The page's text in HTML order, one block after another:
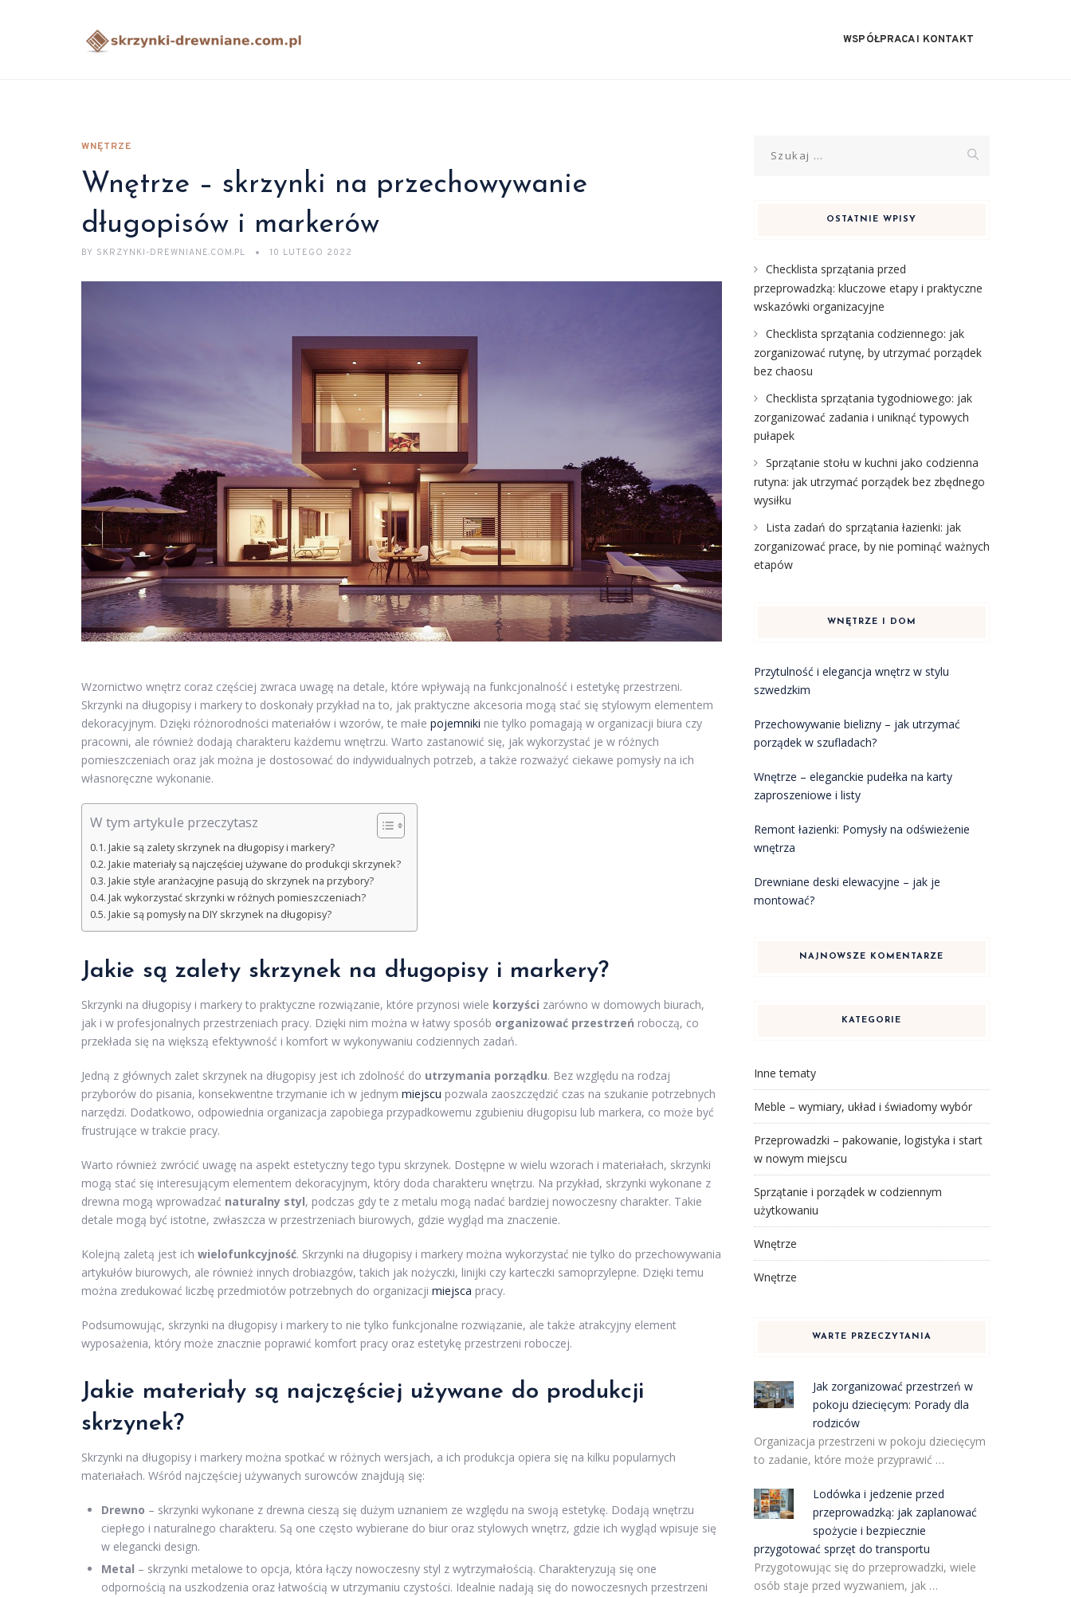
WSPÓŁPRACA I KONTAKT
WNĘTRZE
Wnętrze – skrzynki na przechowywanie
długopisów i markerów
BY SKRZYNKI-DREWNIANE.COM.PL 10 LUTEGO 2022
Wzornictwo wnętrz coraz częściej zwraca uwagę na detale, które wpływają na funkcjonalność i estetykę przestrzeni.
Skrzynki na długopisy i markery to doskonały przykład na to, jak praktyczne akcesoria mogą stać się stylowym elementem
dekoracyjnym. Dzięki różnorodności materiałów i wzorów, te małe pojemniki nie tylko pomagają w organizacji biura czy
pracowni, ale również dodają charakteru każdemu wnętrzu. Warto zastanowić się, jak wykorzystać je w różnych
pomieszczeniach oraz jak można je dostosować do indywidualnych potrzeb, a także rozważyć ciekawe pomysły na ich
własnoręczne wykonanie.
W tym artykule przeczytasz
Jakie są zalety skrzynek na długopisy i markery?
Jakie materiały są najczęściej używane do produkcji skrzynek?
Jakie style aranżacyjne pasują do skrzynek na przybory?
Jak wykorzystać skrzynki w różnych pomieszczeniach?
Jakie są pomysły na DIY skrzynek na długopisy?
Jakie są zalety skrzynek na długopisy i markery?
Skrzynki na długopisy i markery to praktyczne rozwiązanie, które przynosi wiele korzyści zarówno w domowych biurach,
jak i w profesjonalnych przestrzeniach pracy. Dzięki nim można w łatwy sposób organizować przestrzeń roboczą, co
przekłada się na większą efektywność i komfort w wykonywaniu codziennych zadań.
Jedną z głównych zalet skrzynek na długopisy jest ich zdolność do utrzymania porządku. Bez względu na rodzaj
przyborów do pisania, konsekwentne trzymanie ich w jednym miejscu pozwala zaoszczędzić czas na szukanie potrzebnych
narzędzi. Dodatkowo, odpowiednia organizacja zapobiega przypadkowemu zgubieniu długopisu lub markera, co może być
frustrujące w trakcie pracy.
Warto również zwrócić uwagę na aspekt estetyczny tego typu skrzynek. Dostępne w wielu wzorach i materiałach, skrzynki
mogą stać się interesującym elementem dekoracyjnym, który doda charakteru wnętrzu. Na przykład, skrzynki wykonane z
drewna mogą wprowadzać naturalny styl, podczas gdy te z metalu mogą nadać bardziej nowoczesny charakter. Takie
detale mogą być istotne, zwłaszcza w przestrzeniach biurowych, gdzie wygląd ma znaczenie.
Kolejną zaletą jest ich wielofunkcyjność. Skrzynki na długopisy i markery można wykorzystać nie tylko do przechowywania
artykułów biurowych, ale również innych drobiazgów, takich jak nożyczki, linijki czy karteczki samoprzylepne. Dzięki temu
można zredukować liczbę przedmiotów potrzebnych do organizacji miejsca pracy.
Podsumowując, skrzynki na długopisy i markery to nie tylko funkcjonalne rozwiązanie, ale także atrakcyjny element
wyposażenia, który może znacznie poprawić komfort pracy oraz estetykę przestrzeni roboczej.
Jakie materiały są najczęściej używane do produkcji
skrzynek?
Skrzynki na długopisy i markery można spotkać w różnych wersjach, a ich produkcja opiera się na kilku popularnych
materiałach. Wśród najczęściej używanych surowców znajdują się:
Drewno – skrzynki wykonane z drewna cieszą się dużym uznaniem ze względu na swoją estetykę. Dodają wnętrzu
ciepłego i naturalnego charakteru. Są one często wybierane do biur oraz stylowych wnętrz, gdzie ich wygląd wpisuje się
w elegancki design.
Metal – skrzynki metalowe to opcja, która łączy nowoczesny styl z wytrzymałością. Charakteryzują się one
odpornością na uszkodzenia oraz łatwością w utrzymaniu czystości. Idealnie nadają się do nowoczesnych przestrzeni
OSTATNIE WPISY
Checklista sprzątania przed
przeprowadzką: kluczowe etapy i praktyczne
wskazówki organizacyjne
Checklista sprzątania codziennego: jak
zorganizować rutynę, by utrzymać porządek
bez chaosu
Checklista sprzątania tygodniowego: jak
zorganizować zadania i uniknąć typowych
pułapek
Sprzątanie stołu w kuchni jako codzienna
rutyna: jak utrzymać porządek bez zbędnego
wysiłku
Lista zadań do sprzątania łazienki: jak
zorganizować prace, by nie pominąć ważnych
etapów
WNĘTRZE I DOM
Przytulność i elegancja wnętrz w stylu
szwedzkim
Przechowywanie bielizny – jak utrzymać
porządek w szufladach?
Wnętrze – eleganckie pudełka na karty
zaproszeniowe i listy
Remont łazienki: Pomysły na odświeżenie
wnętrza
Drewniane deski elewacyjne – jak je
montować?
NAJNOWSZE KOMENTARZE
KATEGORIE
Inne tematy
Meble – wymiary, układ i świadomy wybór
Przeprowadzki – pakowanie, logistyka i start
w nowym miejscu
Sprzątanie i porządek w codziennym
użytkowaniu
Wnętrze
Wnętrze
WARTE PRZECZYTANIA
Jak zorganizować przestrzeń w
pokoju dziecięcym: Porady dla
rodziców
Organizacja przestrzeni w pokoju dziecięcym
to zadanie, które może przyprawić …
Lodówka i jedzenie przed
przeprowadzką: jak zaplanować
spożycie i bezpiecznie
przygotować sprzęt do transportu
Przygotowując się do przeprowadzki, wiele
osób staje przed wyzwaniem, jak …